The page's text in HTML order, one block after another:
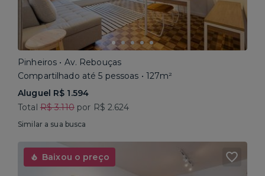
Pinheiros • Av. Rebouças
Compartilhado até 5 pessoas • 127m²
Aluguel R$ 1.594
Total R$ 3.110por R$ 2.624
Similar a sua busca
Baixou o preço